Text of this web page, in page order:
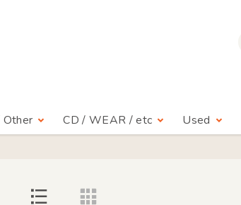
Other CD / WEAR / etc Used